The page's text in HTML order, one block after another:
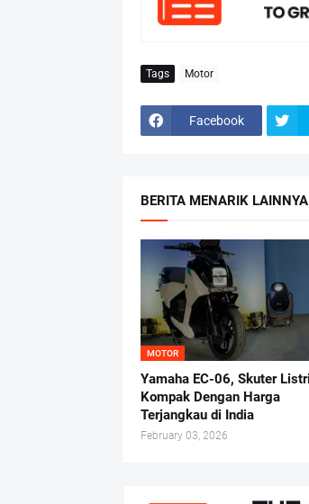
Tags Motor
Facebook
BERITA MENARIK LAINNYA
MOTOR
Yamaha EC-06, Skuter
Kompak Dengan Harga
Terjangkau di India
February 03, 2026